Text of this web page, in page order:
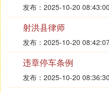
再审的代理。
不懂了你还问。
㈤ 吉林省高级人民
发布：2025-10-20 08:43:00
射洪县律师
发布：2025-10-20
违章停车条例
发布：2025-10-20 08:36:30